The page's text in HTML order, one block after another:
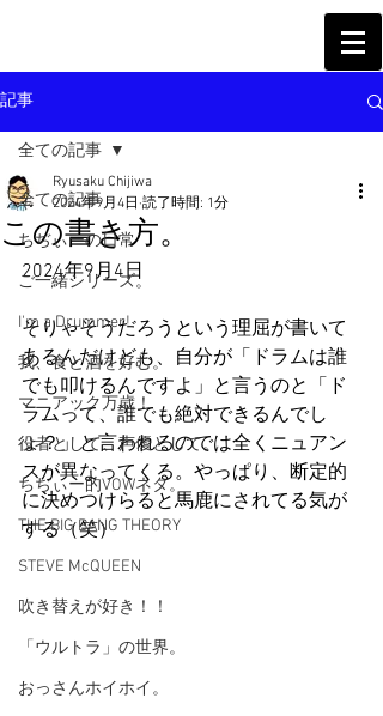
記事
全ての記事
ちぢぃーの日常
ご一緒シリーズ。
I'm a Drummer!
我、食と酒を好む。
マニアック万歳！
役者として、声優として。
ちぢぃー的VOWネタ。
THE BIG BANG THEORY
STEVE McQUEEN
吹き替えが好き！！
「ウルトラ」の世界。
おっさんホイホイ。
全ての記事
この書き方。
Ryusaku Chijiwa
2024年9月4日 読了時間: 1分
2024年9月4日
そりゃそうだろうという理屈が書いて
あるんだけども、自分が「ドラムは誰
でも叩けるんですよ」と言うのと「ド
ラムって、誰でも絶対できるんでし
ょ？」と言われるのでは全くニュアン
スが異なってくる。やっぱり、断定的
に決めつけらると馬鹿にされてる気が
する（笑）